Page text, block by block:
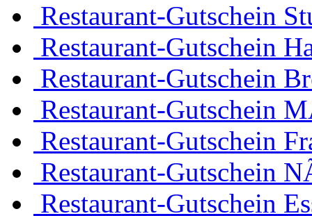
Restaurant-Gutschein
Restaurant-Gutschein
Restaurant-Gutschein
Restaurant-Gutschein
Restaurant-Gutschein
Restaurant-Gutschein
Restaurant-Gutschein